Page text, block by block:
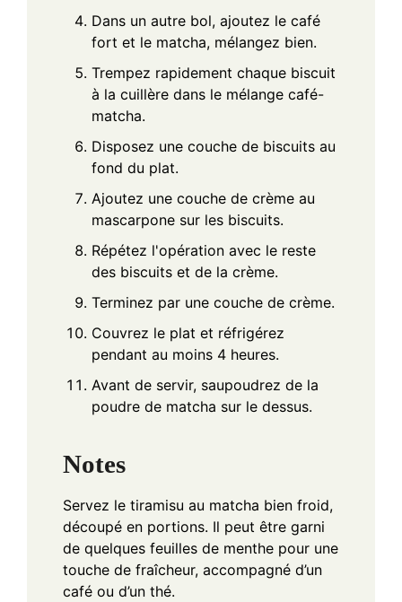
Dans un autre bol, ajoutez le café
fort et le matcha, mélangez bien.
Trempez rapidement chaque biscuit
à la cuillère dans le mélange café-
matcha.
Disposez une couche de biscuits au
fond du plat.
Ajoutez une couche de crème au
mascarpone sur les biscuits.
Répétez l'opération avec le reste
des biscuits et de la crème.
Terminez par une couche de crème.
Couvrez le plat et réfrigérez
pendant au moins 4 heures.
Avant de servir, saupoudrez de la
poudre de matcha sur le dessus.
Notes
Servez le tiramisu au matcha bien froid,
découpé en portions. Il peut être garni
de quelques feuilles de menthe pour une
touche de fraîcheur, accompagné d’un
café ou d’un thé.